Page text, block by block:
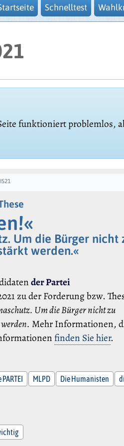
Schnelltest
funktioniert problemlos,
Um die Bürger
werden.«
der Partei
zu der Forderung bzw.
Um die Bürger nicht zu
Mehr Informationen,
finden Sie hier.
PARTEI MLPD Die Humanisten